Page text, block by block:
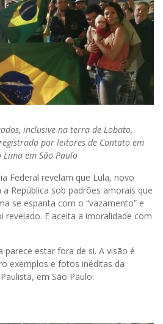
inclusive na terra de Lobato,
por leitores de Contato em
em São Paulo
Federal revelam que Lula, novo
República sob padrões amorais que
se espanta com o “vazamento” e
E aceita a imoralidade com
estar fora de si. A visão é
exemplos e fotos inéditas da
em São Paulo: